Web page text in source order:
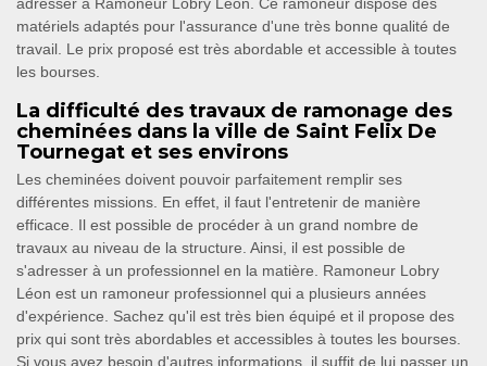
adresser à Ramoneur Lobry Léon. Ce ramoneur dispose des
matériels adaptés pour l'assurance d'une très bonne qualité de
travail. Le prix proposé est très abordable et accessible à toutes
les bourses.
La difficulté des travaux de ramonage des
cheminées dans la ville de Saint Felix De
Tournegat et ses environs
Les cheminées doivent pouvoir parfaitement remplir ses
différentes missions. En effet, il faut l'entretenir de manière
efficace. Il est possible de procéder à un grand nombre de
travaux au niveau de la structure. Ainsi, il est possible de
s'adresser à un professionnel en la matière. Ramoneur Lobry
Léon est un ramoneur professionnel qui a plusieurs années
d'expérience. Sachez qu'il est très bien équipé et il propose des
prix qui sont très abordables et accessibles à toutes les bourses.
Si vous avez besoin d'autres informations, il suffit de lui passer un